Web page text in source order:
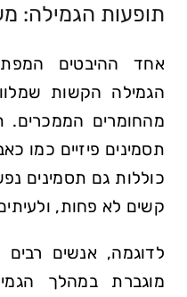
תופעות הגמילה:
אחד ההיבטים
הגמילה הקשות
מהחומרים הממכרים.
תסמינים פיזיים כמו
כוללות גם תסמינים
קשים לא פחות,
לדוגמה, אנשים רבים
מוגברת במהלך